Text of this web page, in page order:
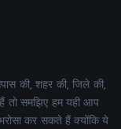
की, शहर की, जिले की,
तो समझिए हम यही आप
कर सकते हैं क्योंकि ये